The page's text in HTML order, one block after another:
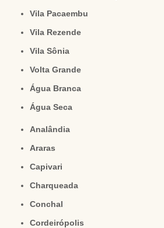
Vila Pacaembu
Vila Rezende
Vila Sônia
Volta Grande
Água Branca
Água Seca
Analândia
Araras
Capivari
Charqueada
Conchal
Cordeirópolis